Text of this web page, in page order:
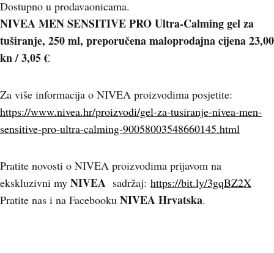
Dostupno u prodavaonicama.
NIVEA MEN SENSITIVE PRO Ultra-Calming gel za
tuširanje, 250 ml, preporučena maloprodajna cijena 23,00
kn / 3,05 €
Za više informacija o NIVEA proizvodima posjetite:
https://www.nivea.hr/proizvodi/gel-za-tusiranje-nivea-men-
sensitive-pro-ultra-calming-90058003548660145.html
Pratite novosti o NIVEA proizvodima prijavom na
ekskluzivni my NIVEA sadržaj: https://bit.ly/3gqBZ2X
Pratite nas i na Facebooku NIVEA Hrvatska.